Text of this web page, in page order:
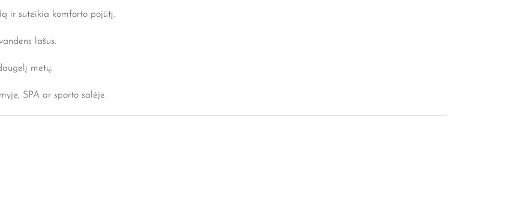
ir suteikia komforto pojūtį.
lašus.
metų.
SPA ar sporto salėje.